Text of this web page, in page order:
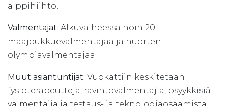
alppihiihto.
Valmentajat: Alkuvaiheessa noin 20
maajoukkuevalmentajaa ja nuorten
olympiavalmentajaa.
Muut asiantuntijat: Vuokattiin keskitetään
fysioterapeutteja, ravintovalmentajia, psyykkisiä
valmentajia ja testaus- ja teknologiaosaamista.